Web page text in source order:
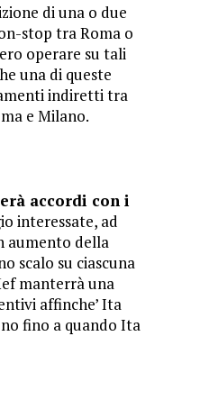
di una o due
stop tra Roma o
operare su tali
una di queste
indiretti tra
e Milano.
accordi con i
interessate, ad
aumento della
scalo su ciascuna
manterrà una
affinche’ Ita
fino a quando Ita